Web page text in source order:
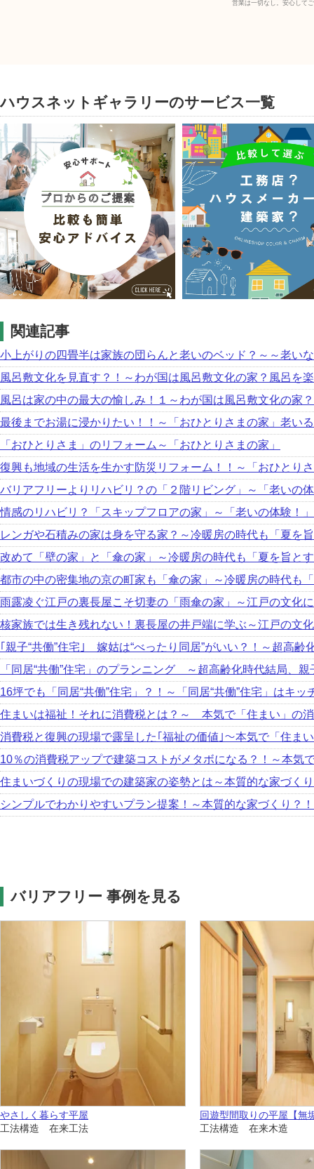
営業は一切なし。安心して
ハウスネットギャラリーのサービス一覧
関連記事
小上がりの四畳半は家族の団らんと老いのベッド？～～老い
風呂敷文化を見直す？！～わが国は風呂敷文化の家？風呂を
風呂は家の中の最大の愉しみ！１～わが国は風呂敷文化の家
最後までお湯に浸かりたい！！～「おひとりさまの家」老い
「おひとりさま」のリフォーム～「おひとりさまの家」
復興も地域の生活を生かす防災リフォーム！！～「おひとり
バリアフリーよりリハビリ？の「２階リビング」～「老いの
情感のリハビリ？「スキップフロアの家」～「老いの体験！
レンガや石積みの家は身を守る家？～冷暖房の時代も「夏を
改めて「壁の家」と「傘の家」～冷暖房の時代も「夏を旨と
都市の中の密集地の京の町家も「傘の家」～冷暖房の時代も
雨露凌ぐ江戸の裏長屋こそ切妻の「雨傘の家」～江戸の文化
核家族では生き残れない！裏長屋の井戸端に学ぶ～江戸の文
｢親子“共働”住宅｣ 嫁姑は“べったり同居”がいい？！～超高齢
「同居“共働”住宅」のプランニング ～超高齢化時代結局、
16坪でも「同居“共働”住宅」？！～「同居“共働”住宅」はキッ
住まいは福祉！それに消費税とは？～ 本気で「住まい」の
消費税と復興の現場で露呈した｢福祉の価値｣～本気で「住ま
10％の消費税アップで建築コストがメタボになる？！～本気
住まいづくりの現場での建築家の姿勢とは～本質的な家づく
シンプルでわかりやすいプラン提案！～本質的な家づくり？！
バリアフリー 事例を見る
やさしく暮らす平屋
工法構造 在来工法
回遊型間取りの平屋【無
工法構造 在来木造